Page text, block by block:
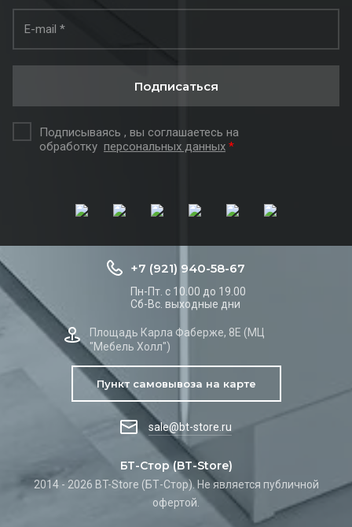
Подписываясь , вы соглашаетесь на
обработку персональных данных *
Подписаться
БТ-Стор (BT-Store)
2014 - 2026 BT-Store (БТ-Стор). Не является публичной
офертой.
+7 (921) 940-58-67
Пн-Пт. с 10.00 до 19.00
Сб-Вс. выходные дни
Площадь Карла Фаберже, 8Е (МЦ
"Мебель Холл")
Пункт самовывоза на карте
sale@bt-store.ru